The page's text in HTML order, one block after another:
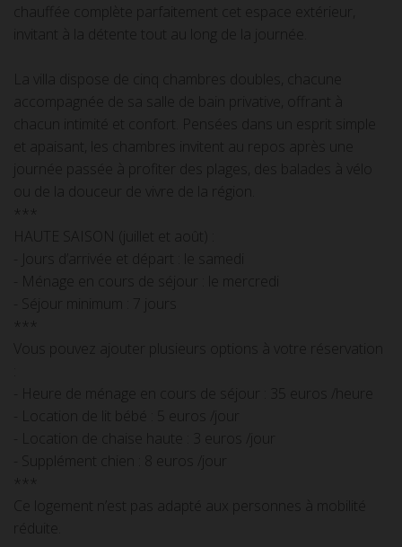
chauffée complète parfaitement cet espace extérieur,
invitant à la détente tout au long de la journée.
La villa dispose de cinq chambres doubles, chacune
accompagnée de sa salle de bain privative, offrant à
chacun intimité et confort. Pensées dans un esprit simple
et apaisant, les chambres invitent au repos après une
journée passée à profiter des plages, des balades à vélo
ou de la douceur de vivre de la région.
***
HAUTE SAISON (juillet et août) :
- Jours d’arrivée et départ : le samedi
- Ménage en cours de séjour : le mercredi
- Séjour minimum : 7 jours
***
Vous pouvez ajouter plusieurs options à votre réservation
- Heure de ménage en cours de séjour : 35 euros /heure
- Location de lit bébé : 5 euros /jour
- Location de chaise haute : 3 euros /jour
- Supplément chien : 8 euros /jour
***
Ce logement n’est pas adapté aux personnes à mobilité
réduite.